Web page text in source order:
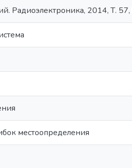
Радиоэлектроника, 2014, Т.
местоопределения